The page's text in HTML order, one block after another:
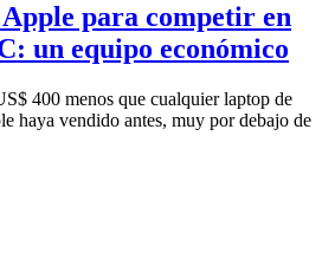
para competir en
un equipo económico
400 menos que cualquier laptop de
haya vendido antes, muy por debajo de